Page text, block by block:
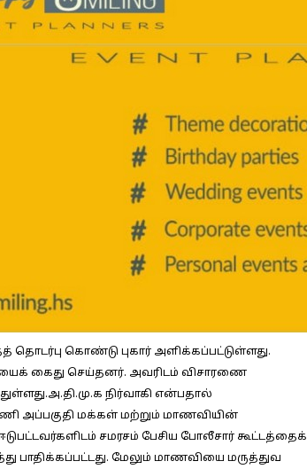
கொண்டு புகார் அளிக்கப்பட்டுள்ளது.
கைது செய்தனர். அவரிடம் விசாரணை
நிர்வாகி என்பதால்
அப்பகுதி மக்கள் மற்றும் மாணவியின்
சமரசம் பேசிய போலீசார் கூட்டத்தைக்
பாதிக்கப்பட்டது. மேலும் மாணவியை மருத்துவ